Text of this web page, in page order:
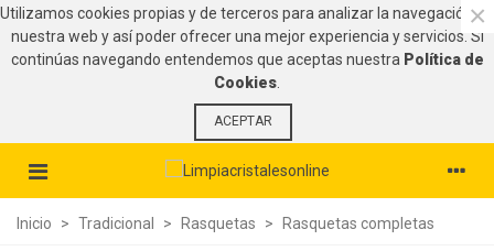
Utilizamos cookies propias y de terceros para analizar la navegación en
nuestra web y así poder ofrecer una mejor experiencia y servicios. Si
continúas navegando entendemos que aceptas nuestra Política de
Cookies
ACEPTAR
×
Inicio > Tradicional > Rasquetas > Rasquetas completas